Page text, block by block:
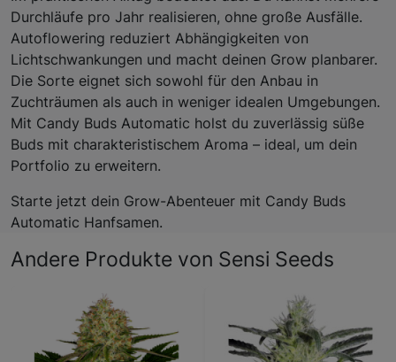
Durchläufe pro Jahr realisieren, ohne große Ausfälle.
Autoflowering reduziert Abhängigkeiten von
Lichtschwankungen und macht deinen Grow planbarer.
Die Sorte eignet sich sowohl für den Anbau in
Zuchträumen als auch in weniger idealen Umgebungen.
Mit Candy Buds Automatic holst du zuverlässig süße
Buds mit charakteristischem Aroma – ideal, um dein
Portfolio zu erweitern.
Starte jetzt dein Grow-Abenteuer mit Candy Buds
Automatic Hanfsamen.
Andere Produkte von Sensi Seeds